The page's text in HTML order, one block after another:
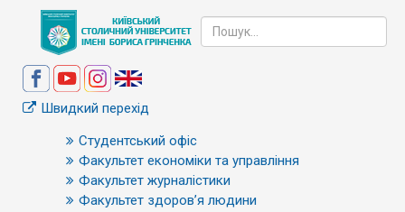
Швидкий перехід
Студентський офіс
Факультет економіки та управління
Факультет журналістики
Факультет здоров’я людини